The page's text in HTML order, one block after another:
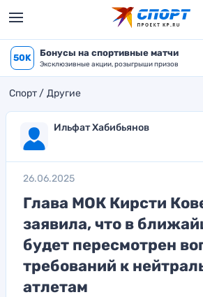
50K Бонусы на спортивные матчи
Эксклюзивные акции, розыгрыши призов
Спорт Другие
Ильфат Хабибьянов
26.06.2025
Глава МОК Кирсти
заявила, что в
будет пересмотрен
требований к
атлетам